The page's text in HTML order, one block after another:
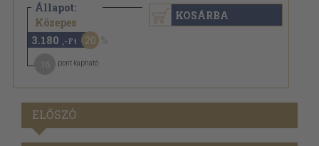
Állapot:
Közepes
3.980 Ft
3.180 ,-Ft 20
pont kapható
KOSÁRBA
ELŐSZÓ